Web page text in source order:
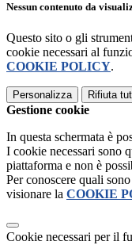
Nessun contenuto da
Questo sito o gli
cookie necessari al
COOKIE POLICY.
Personalizza Rifiuta
Gestione cookie
In questa schermata è
I cookie necessari sono
piattaforma e non è
Per conoscere quali
visionare la COOKIE
Cookie necessari per il